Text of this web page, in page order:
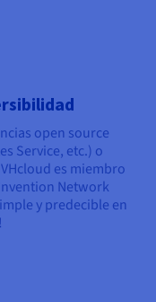
open source
Service, etc.) o
es miembro
Network
y predecible en